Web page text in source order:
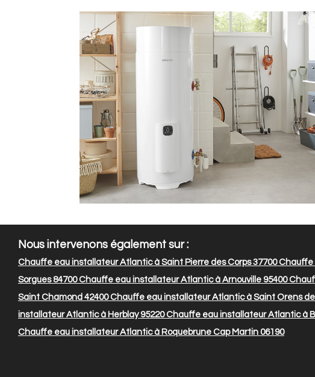
Nous intervenons également sur :
Chauffe eau installateur Atlantic à Saint Pierre des Corps 37700Chauffe
Sorgues 84700Chauffe eau installateur Atlantic à Arnouville 95400
Saint Chamond 42400Chauffe eau installateur Atlantic à Saint Orens de
installateur Atlantic à Herblay 95220Chauffe eau installateur Atlantic à
Chauffe eau installateur Atlantic à Roquebrune Cap Martin 06190